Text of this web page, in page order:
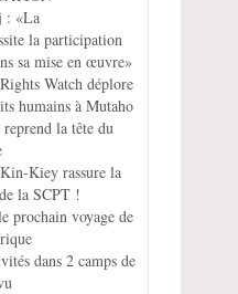
: «La
la participation
sa mise en œuvre»
Watch déplore
humains à Mutaho
la tête du
Kiey rassure la
la SCPT !
prochain voyage de
dans 2 camps de